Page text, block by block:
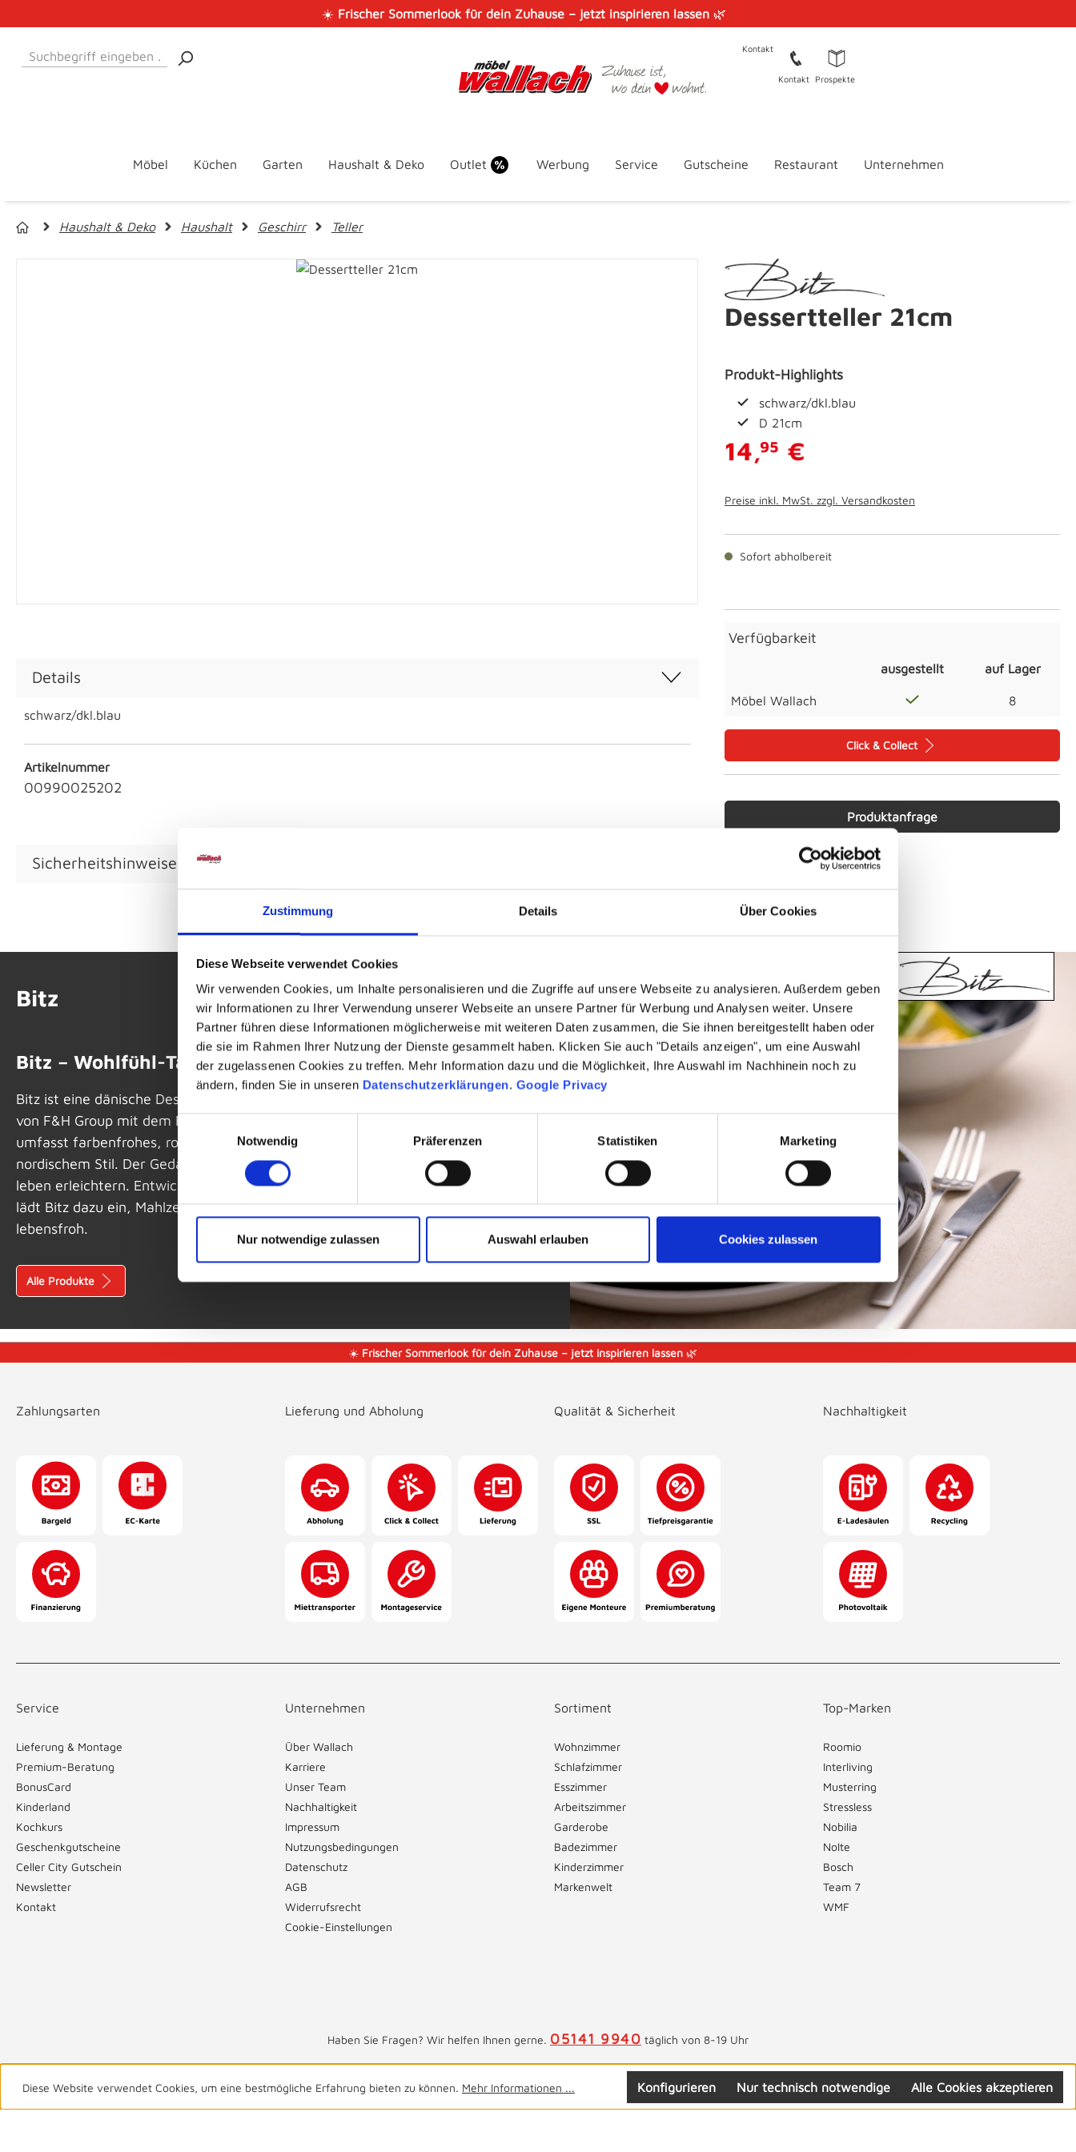
Zustimmung Details Über Cookies
Diese Webseite verwendet Cookies
Wir verwenden Cookies, um Inhalte personalisieren und die Zugriffe auf unsere Webseite zu analysieren. Außerdem geben
wir Informationen zu Ihrer Verwendung unserer Webseite an unsere Partner für Werbung und Analysen weiter. Unsere
Partner führen diese Informationen möglicherweise mit weiteren Daten zusammen, die Sie ihnen bereitgestellt haben oder
die sie im Rahmen Ihrer Nutzung der Dienste gesammelt haben. Klicken Sie auch "Details anzeigen", um eine Auswahl
der zugelassenen Cookies zu treffen. Mehr Information dazu und die Möglichkeit, Ihre Auswahl im Nachhinein noch zu
ändern, finden Sie in unseren Datenschutzerklärungen. Google Privacy
Einwilligungsauswahl
Notwendig
Präferenzen Statistiken Marketing
Nur notwendige zulassen Auswahl erlauben Cookies zulassen
☀️ Frischer Sommerlook für dein Zuhause – jetzt inspirieren lassen 🌿
Kontakt
Kontakt Prospekte
Möbel Küchen Garten Haushalt & Deko Outlet Werbung Service Gutscheine Restaurant Unternehmen
Haushalt & Deko Haushalt Geschirr Teller
Dessertteller 21cm
Produkt-Highlights
schwarz/dkl.blau
D 21cm
14,95 €
Preise inkl. MwSt. zzgl. Versandkosten
Sofort abholbereit
Verfügbarkeit
ausgestellt auf Lager
Möbel Wallach 8
Click & Collect
Produktanfrage
Details
schwarz/dkl.blau
Artikelnummer
00990025202
Sicherheitshinweise GPSR
Bitz
Bitz – Wohlfühl-Tableware inspiriert von Gesundheit
Bitz ist eine dänische Designmarke, entstanden 2016 aus der Zusammenarbeit
von F&H Group mit dem Ernährungswissenschaftler Christian Bitz. Die Kollektion
umfasst farbenfrohes, robustes Geschirr, Besteck, Gläser und Accessoires in
nordischem Stil. Der Gedanke dahinter: Essen soll Spaß machen und gesünder
leben erleichtern. Entwickelt mit Blick auf Portionierung und Alltagstauglichkeit,
lädt Bitz dazu ein, Mahlzeiten bewusster zu genießen – stilvoll, funktional und
lebensfroh.
Alle Produkte
☀️ Frischer Sommerlook für dein Zuhause – jetzt inspirieren lassen 🌿
Zahlungsarten Lieferung und Abholung Qualität & Sicherheit Nachhaltigkeit
Service
Lieferung & Montage
Premium-Beratung
BonusCard
Kinderland
Kochkurs
Geschenkgutscheine
Celler City Gutschein
Newsletter
Kontakt
Unternehmen
Über Wallach
Karriere
Unser Team
Nachhaltigkeit
Impressum
Nutzungsbedingungen
Datenschutz
AGB
Widerrufsrecht
Cookie-Einstellungen
Sortiment
Wohnzimmer
Schlafzimmer
Esszimmer
Arbeitszimmer
Garderobe
Badezimmer
Kinderzimmer
Markenwelt
Top-Marken
Roomio
Interliving
Musterring
Stressless
Nobilia
Nolte
Bosch
Team 7
WMF
Haben Sie Fragen? Wir helfen Ihnen gerne. 05141 9940 täglich von 8-19 Uhr
Diese Website verwendet Cookies, um eine bestmögliche Erfahrung bieten zu können. Mehr Informationen ... Nur technisch notwendige
Konfigurieren Alle Cookies akzeptieren